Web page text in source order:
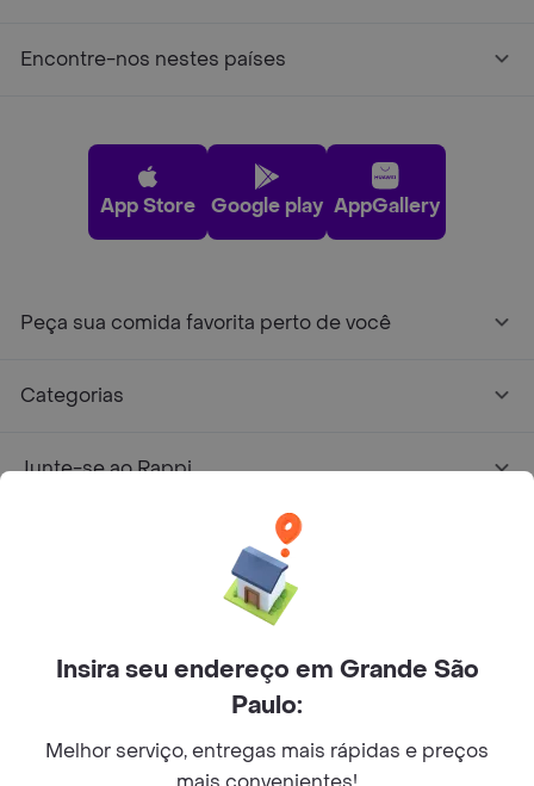
Encontre-nos nestes países
App Store Google play AppGallery
Peça sua comida favorita perto de você
Categorias
Junte-se ao Rappi
Facebook
Twitter
©2026Rappi Inc. All rights reserved.
Insira seu endereço em Grande São
Paulo:
Melhor serviço, entregas mais rápidas e preços